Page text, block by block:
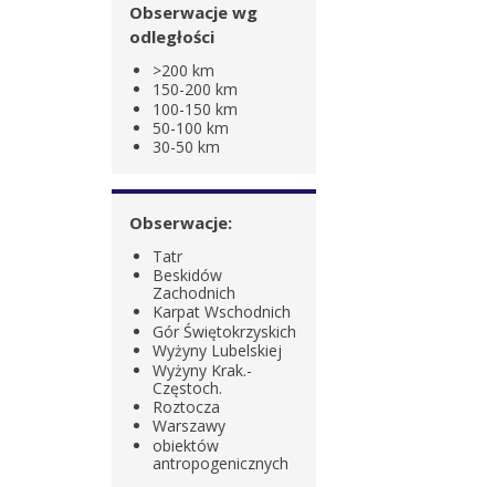
Obserwacje wg
odległości
>200 km
150-200 km
100-150 km
50-100 km
30-50 km
Obserwacje:
Tatr
Beskidów
Zachodnich
Karpat Wschodnich
Gór Świętokrzyskich
Wyżyny Lubelskiej
Wyżyny Krak.-
Częstoch.
Roztocza
Warszawy
obiektów
antropogenicznych